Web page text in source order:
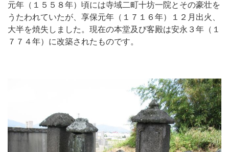
元年（１５５８年）頃には寺域二町十坊一院とその豪壮を
うたわれていたが、享保元年（１７１６年）１２月出火、
大半を焼失しました。現在の本堂及び客殿は安永３年（１
７７４年）に改築されたものです。